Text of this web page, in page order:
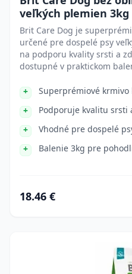
veľkých plemien 3kg
Brit Care Dog je
určené pre dospelé psy
na podporu kvality srsti a
dostupné v praktickom
Superprémiové
Podporuje kvalitu srsti
Vhodné pre dospelé
Balenie 3kg pre
18.46 €